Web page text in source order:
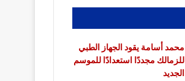
محمد أسامة يقود الجهاز الطبي
للزمالك مجددًا استعدادًا للموسم
الجديد